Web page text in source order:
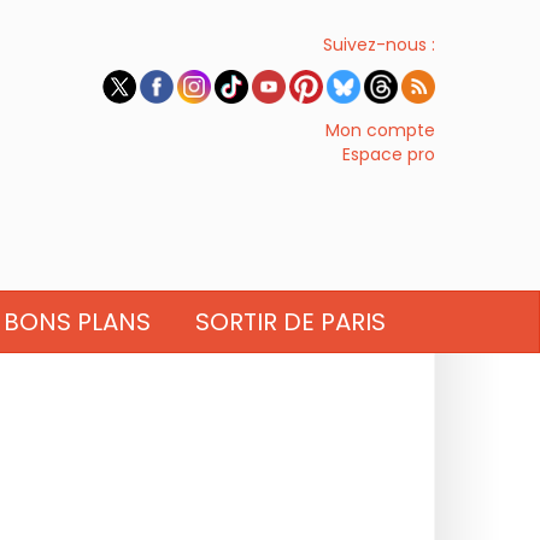
Suivez-nous :
Mon compte
Espace pro
BONS PLANS SORTIR DE PARIS